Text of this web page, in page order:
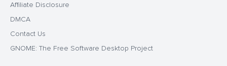
Affiliate Disclosure
DMCA
Contact Us
GNOME: The Free Software Desktop Project